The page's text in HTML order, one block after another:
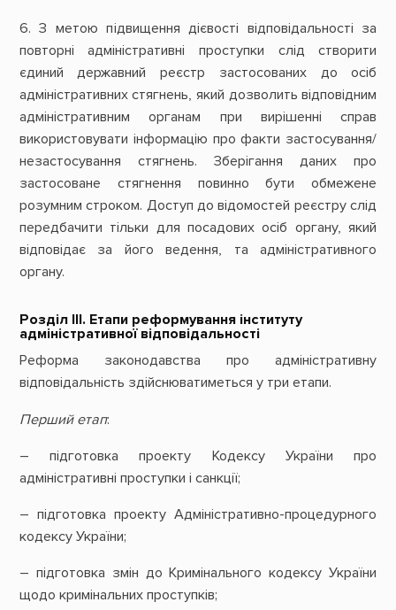
6. З метою підвищення дієвості відповідальності за
повторні адміністративні проступки слід створити
єдиний державний реєстр застосованих до осіб
адміністративних стягнень, який дозволить відповідним
адміністративним органам при вирішенні справ
використовувати інформацію про факти застосування/
незастосування стягнень. Зберігання даних про
застосоване стягнення повинно бути обмежене
розумним строком. Доступ до відомостей реєстру слід
передбачити тільки для посадових осіб органу, який
відповідає за його ведення, та адміністративного
органу.
Розділ ІІІ. Етапи реформування інституту
адміністративної відповідальності
Реформа законодавства про адміністративну
відповідальність здійснюватиметься у три етапи.
Перший етап:
– підготовка проекту Кодексу України про
адміністративні проступки і санкції;
– підготовка проекту Адміністративно-процедурного
кодексу України;
– підготовка змін до Кримінального кодексу України
щодо кримінальних проступків;